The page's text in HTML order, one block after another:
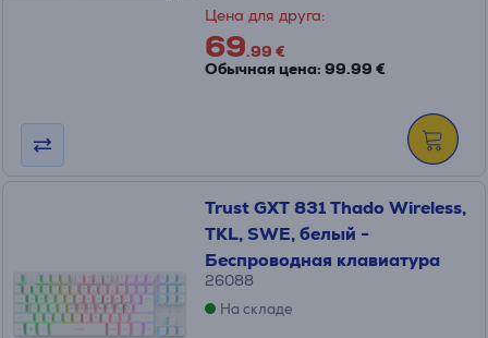
Цена для друга:
69.99 €
Обычная цена: 99.99 €
Trust GXT 831 Thado Wireless,
TKL, SWE, белый -
Беспроводная клавиатура
26088
На складе